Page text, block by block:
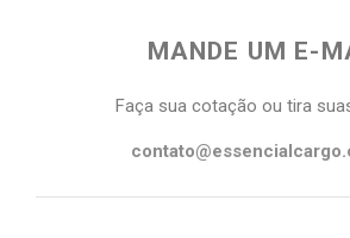
MANDE UM E-
Faça sua cotação ou tira